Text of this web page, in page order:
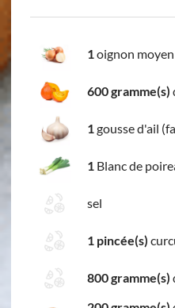
1oignon moyen
600 gramme(s)
1gousse d'ail
1 Blanc de
sel
1 pincée(s)
800 gramme(s)